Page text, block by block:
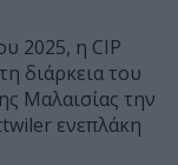
2025, η CIP
διάρκεια του
Μαλαισίας την
ενεπλάκη